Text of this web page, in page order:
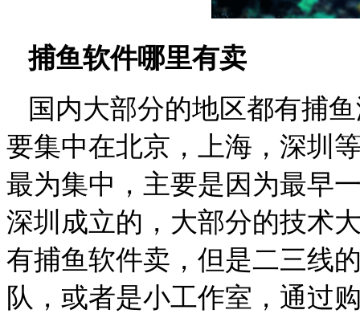
捕鱼软件哪里有卖
国内大部分的地区都有捕
要集中在北京，上海，深圳
最为集中，主要是因为最早
深圳成立的，大部分的技术
有捕鱼软件卖，但是二三线
队，或者是小工作室，通过